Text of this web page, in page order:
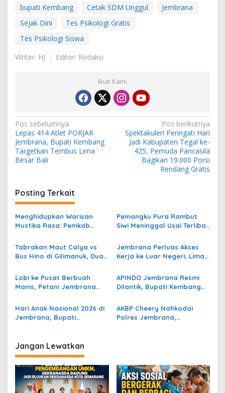
bupati Kembang Cetak SDM Unggul
Jembrana
Sejak Dini
Tes Psikologi Gratis
Tes Psikologi Siswa
Writer: HJ
Editor: Redaksi
Ikuti Kami
N
a
v
a
s
i
o
Pos sebelumnya
Lepas 414 Atlet PORJAR
Jembrana, Bupati Kembang
Targetkan Tembus Lima
Besar Bali
Pos berikutnya
Spektakuler! Peringati Hari
Jadi Kabupaten Tegal ke-
425, Pemuda Pancasila
Bagikan 19.000 Porsi
Rendang Gratis
Posting Terkait
Menghidupkan Warisan
Mustika Rasa: Pemkab
Keteladanan Bung Karno
Lewat Lomba Cipta Menu
Pemangku Pura Rambut
Siwi Meninggal Usai Terlibat
Tengkorak
Tabrakan Maut Calya vs
Bus Hino di Gilimanuk, Dua
Meninggal Dunia
Jembrana Perluas Akses
Kerja ke Luar Negeri, Lima
Seleksi Mengemudi CPMI
Lobi ke Pusat Berbuah
Manis, Petani Jembrana
Empat
APINDO Jembrana Resmi
Dilantik, Bupati Kembang
Motor Penggerak Ekonomi
Hari Anak Nasional 2026 di
Jembrana, Bupati
Budaya di Era Teknologi
AKBP Cheery Nahkodai
Polres Jembrana,
Jangan Lewatkan